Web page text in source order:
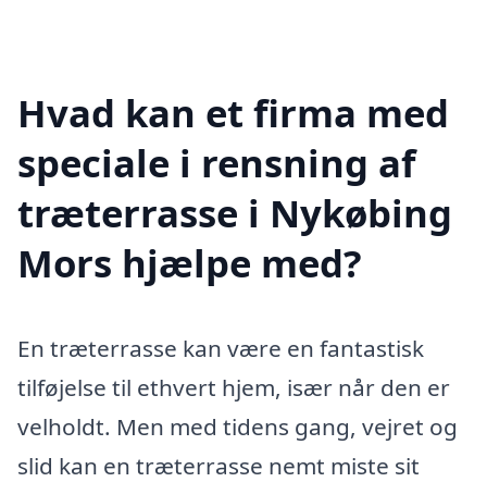
Hvad kan et firma med
speciale i rensning af
træterrasse i Nykøbing
Mors hjælpe med?
En træterrasse kan være en fantastisk
tilføjelse til ethvert hjem, især når den er
velholdt. Men med tidens gang, vejret og
slid kan en træterrasse nemt miste sit